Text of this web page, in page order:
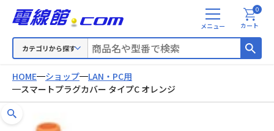
カテゴリから探す
メ
ニ
カート
0
HOME ショップ
LAN・PC用
スマートプラグカバー タイプC オレンジ